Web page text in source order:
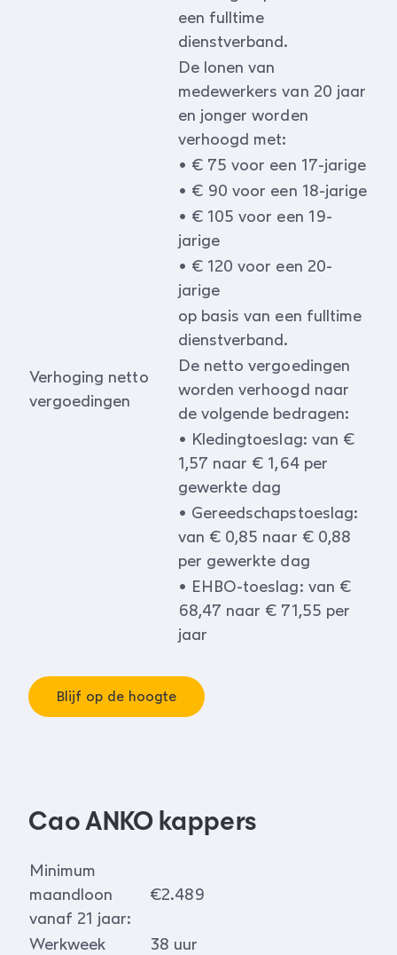
een fulltime
dienstverband.
De lonen van
medewerkers van 20 jaar
en jonger worden
verhoogd met:
• € 75 voor een 17-jarige
• € 90 voor een 18-jarige
• € 105 voor een 19-
jarige
• € 120 voor een 20-
jarige
op basis van een fulltime
dienstverband.
Verhoging netto
vergoedingen
De netto vergoedingen
worden verhoogd naar
de volgende bedragen:
• Kledingtoeslag: van €
1,57 naar € 1,64 per
gewerkte dag
• Gereedschapstoeslag:
van € 0,85 naar € 0,88
per gewerkte dag
• EHBO-toeslag: van €
68,47 naar € 71,55 per
jaar
Blijf op de hoogte
Cao ANKO kappers
Minimum
maandloon
vanaf 21 jaar:
€2.489
Werkweek
38 uur